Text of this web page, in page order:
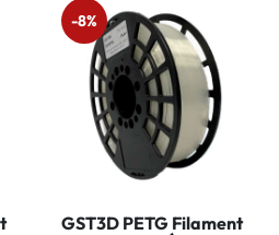
49999 Ft.
59990 Ft.
-8%
GST3D PETG Filament